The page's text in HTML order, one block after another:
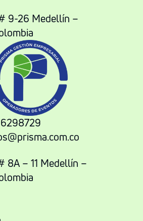
9-26 Medellín –
8A – 11 Medellín –